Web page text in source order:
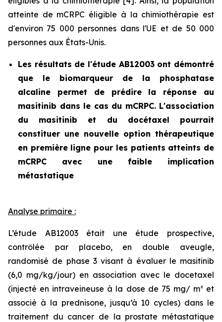
atteinte de mCRPC éligible à la chimiothérapie est
d'environ 75 000 personnes dans l'UE et de 50 000
personnes aux États-Unis.
Les résultats de l'étude AB12003 ont démontré
que le biomarqueur de la phosphatase
alcaline permet de prédire la réponse au
masitinib dans le cas du mCRPC. L'association
du masitinib et du docétaxel pourrait
constituer une nouvelle option thérapeutique
en première ligne pour les patients atteints de
mCRPC avec une faible implication
métastatique
Analyse primaire :
L’étude AB12003 était une étude prospective,
contrôlée par placebo, en double aveugle,
randomisé de phase 3 visant à évaluer le masitinib
(6,0 mg/kg/jour) en association avec le docetaxel
(injecté en intraveineuse à la dose de 75 mg/ m² et
associé à la prednisone, jusqu’à 10 cycles) dans le
traitement du cancer de la prostate métastatique